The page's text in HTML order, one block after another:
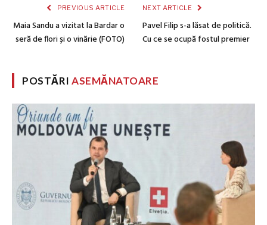
PREVIOUS ARTICLE
Maia Sandu a vizitat la Bardar o
seră de flori și o vinărie (FOTO)
NEXT ARTICLE
Pavel Filip s-a lăsat de politică.
Cu ce se ocupă fostul premier
POSTĂRIASEMĂNATOARE